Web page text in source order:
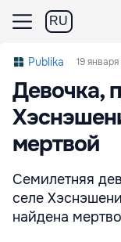
RU
Publika 19 января
Девочка,
мертвой
Семилетняя
селе
найдена